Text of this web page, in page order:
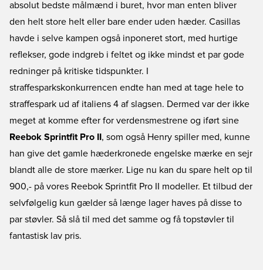
absolut bedste målmænd i buret, hvor man enten bliver
den helt store helt eller bare ender uden hæder. Casillas
havde i selve kampen også inponeret stort, med hurtige
reflekser, gode indgreb i feltet og ikke mindst et par gode
redninger på kritiske tidspunkter. I
straffesparkskonkurrencen endte han med at tage hele to
straffespark ud af italiens 4 af slagsen. Dermed var der ikke
meget at komme efter for verdensmestrene og iført sine
Reebok Sprintfit Pro II , som også Henry spiller med, kunne
han give det gamle hæderkronede engelske mærke en sejr
blandt alle de store mærker. Lige nu kan du spare helt op til
900,- på vores Reebok Sprintfit Pro II modeller. Et tilbud der
selvfølgelig kun gælder så længe lager haves på disse to
par støvler. Så slå til med det samme og få topstøvler til
fantastisk lav pris.